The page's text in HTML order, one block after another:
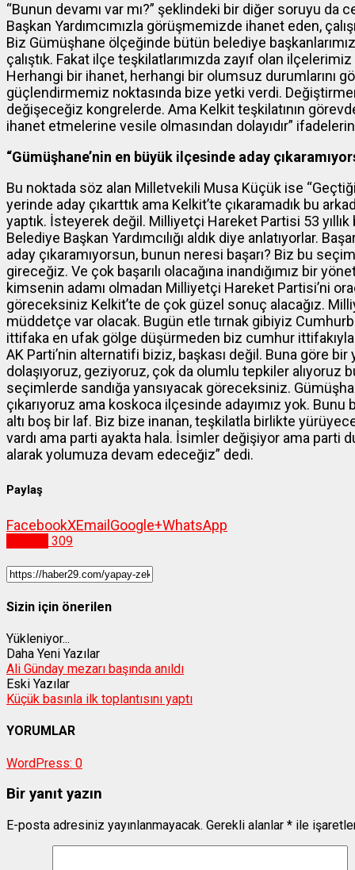
“Bunun devamı var mı?” şeklindeki bir diğer soruyu da
Başkan Yardımcımızla görüşmemizde ihanet eden,
Biz Gümüşhane ölçeğinde bütün belediye
çalıştık. Fakat ilçe teşkilatlarımızda zayıf olan
Herhangi bir ihanet, herhangi bir olumsuz durumlarını
güçlendirmemiz noktasında bize yetki verdi.
değişeceğiz kongrelerde. Ama Kelkit teşkilatının
ihanet etmelerine vesile olmasından dolayıdır”
“Gümüşhane’nin en büyük ilçesinde aday
Bu noktada söz alan Milletvekili Musa Küçük ise
yerinde aday çıkarttık ama Kelkit’te çıkaramadık bu
yaptık. İsteyerek değil. Milliyetçi Hareket Partisi 53
Belediye Başkan Yardımcılığı aldık diye anlatıyorlar.
aday çıkaramıyorsun, bunun neresi başarı? Biz bu
gireceğiz. Ve çok başarılı olacağına inandığımız bir
kimsenin adamı olmadan Milliyetçi Hareket Partisi’ni
göreceksiniz Kelkit’te de çok güzel sonuç alacağız.
müddetçe var olacak. Bugün etle tırnak gibiyiz
ittifaka en ufak gölge düşürmeden biz cumhur ittifakıyla
AK Parti’nin alternatifi biziz, başkası değil. Buna göre bir
dolaşıyoruz, geziyoruz, çok da olumlu tepkiler alıyoruz
seçimlerde sandığa yansıyacak göreceksiniz.
çıkarıyoruz ama koskoca ilçesinde adayımız yok.
altı boş bir laf. Biz bize inanan, teşkilatla birlikte
vardı ama parti ayakta hala. İsimler değişiyor ama parti
alarak yolumuza devam edeceğiz” dedi.
Paylaş
FacebookXEmail Google+WhatsApp
309
Sizin için önerilen
Yükleniyor...
Daha Yeni Yazılar
Ali Günday mezarı başında anıldı
Eski Yazılar
Küçük basınla ilk toplantısını yaptı
YORUMLAR
WordPress: 0
Bir yanıt yazın
E-posta adresiniz yayınlanmayacak. Gerekli alanlar * ile